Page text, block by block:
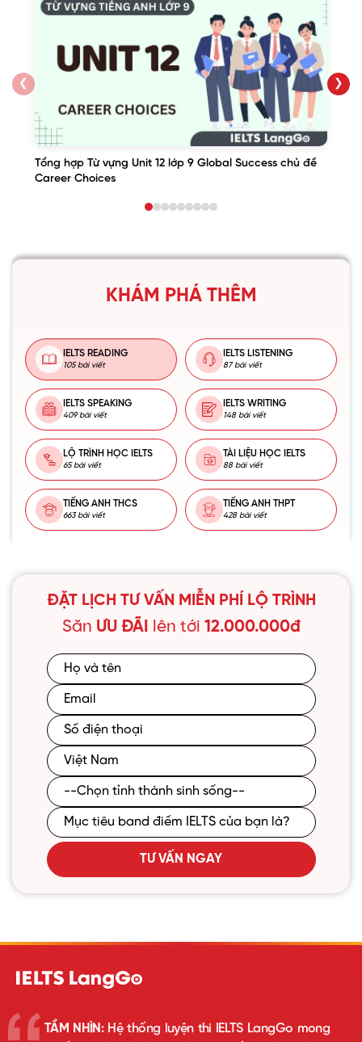
❮
Tổng hợp Từ vựng Unit 12 lớp 9 Global Success chủ đề
Career Choices
❯
KHÁM PHÁ THÊM
IELTS READING
105 bài viết
IELTS LISTENING
87 bài viết
IELTS SPEAKING
409 bài viết
IELTS WRITING
148 bài viết
LỘ TRÌNH HỌC IELTS
65 bài viết
TÀI LIỆU HỌC IELTS
88 bài viết
TIẾNG ANH THCS
663 bài viết
TIẾNG ANH THPT
428 bài viết
ĐẶT LỊCH TƯ VẤN MIỄN PHÍ LỘ TRÌNH
Săn ƯU ĐÃI lên tới 12.000.000đ
TƯ VẤN NGAY
TẦM NHÌN:Hệ thống luyện thi IELTS LangGo mong